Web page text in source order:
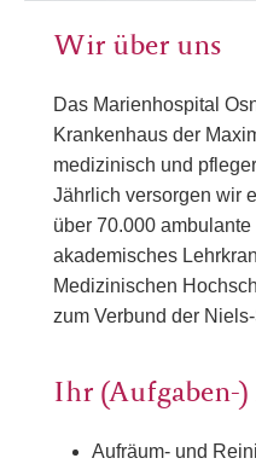
Wir über uns
Das Marienhospital
Krankenhaus der
medizinisch und
Jährlich versorgen wir
über 70.000
akademisches
Medizinischen
zum Verbund der
Ihr (Aufgaben-
Aufräum- und